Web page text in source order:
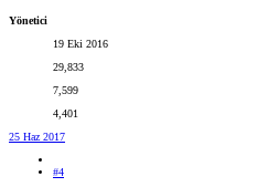
Yönetici
19 Eki 2016
29,833
7,599
4,401
25 Haz 2017
#4